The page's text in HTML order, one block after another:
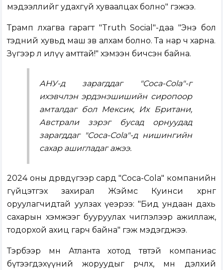
мэдээллийг удахгүй хуваалцах болно" гэжээ.
Трамп лхагва гарагт "Truth Social"-даа "Энэ бол
тэдний хувьд маш зөв алхам болно. Та нар ч харна.
Зүгээр л илүү амттай!" хэмээн бичсэн байна.
АНУ-д зарагддаг "Coca-Cola"-г
ихэвчлэн эрдэнэшишийн сиропоор
амталдаг бол Мексик, Их Британи,
Австрали зэрэг бусад орнуудад
зарагддаг "Coca-Cola"-д нишингийн
сахар ашигладаг ажээ.
2024 оны дөрөвдүгээр сард "Coca-Cola" компанийн
гүйцэтгэх захирал Жэймс Куинси хөрөнгө
оруулагчидтай уулзах үеэрээ: "Бид ундаан дахь
сахарын хэмжээг бууруулах чиглэлээр ажиллаж,
тодорхой ахиц гарч байна" гэж мэдэгджээ.
Тэрбээр мөн Атланта хотод төвтэй компаниас
бүтээгдэхүүний жоруудыг өөрчлөх, мөн дэлхий